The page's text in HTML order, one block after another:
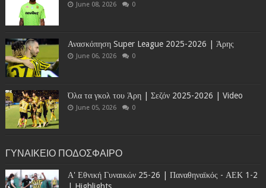
June 08, 2026 0
Ανασκόπηση Super League 2025-2026 | Άρης
June 06, 2026 0
Όλα τα γκολ του Άρη | Σεζόν 2025-2026 | Video
June 05, 2026 0
ΓΥΝΑΙΚΕΙΟ ΠΟΔΟΣΦΑΙΡΟ
Α' Εθνική Γυναικών 25-26 | Παναθηναϊκός - ΑΕΚ 1-2